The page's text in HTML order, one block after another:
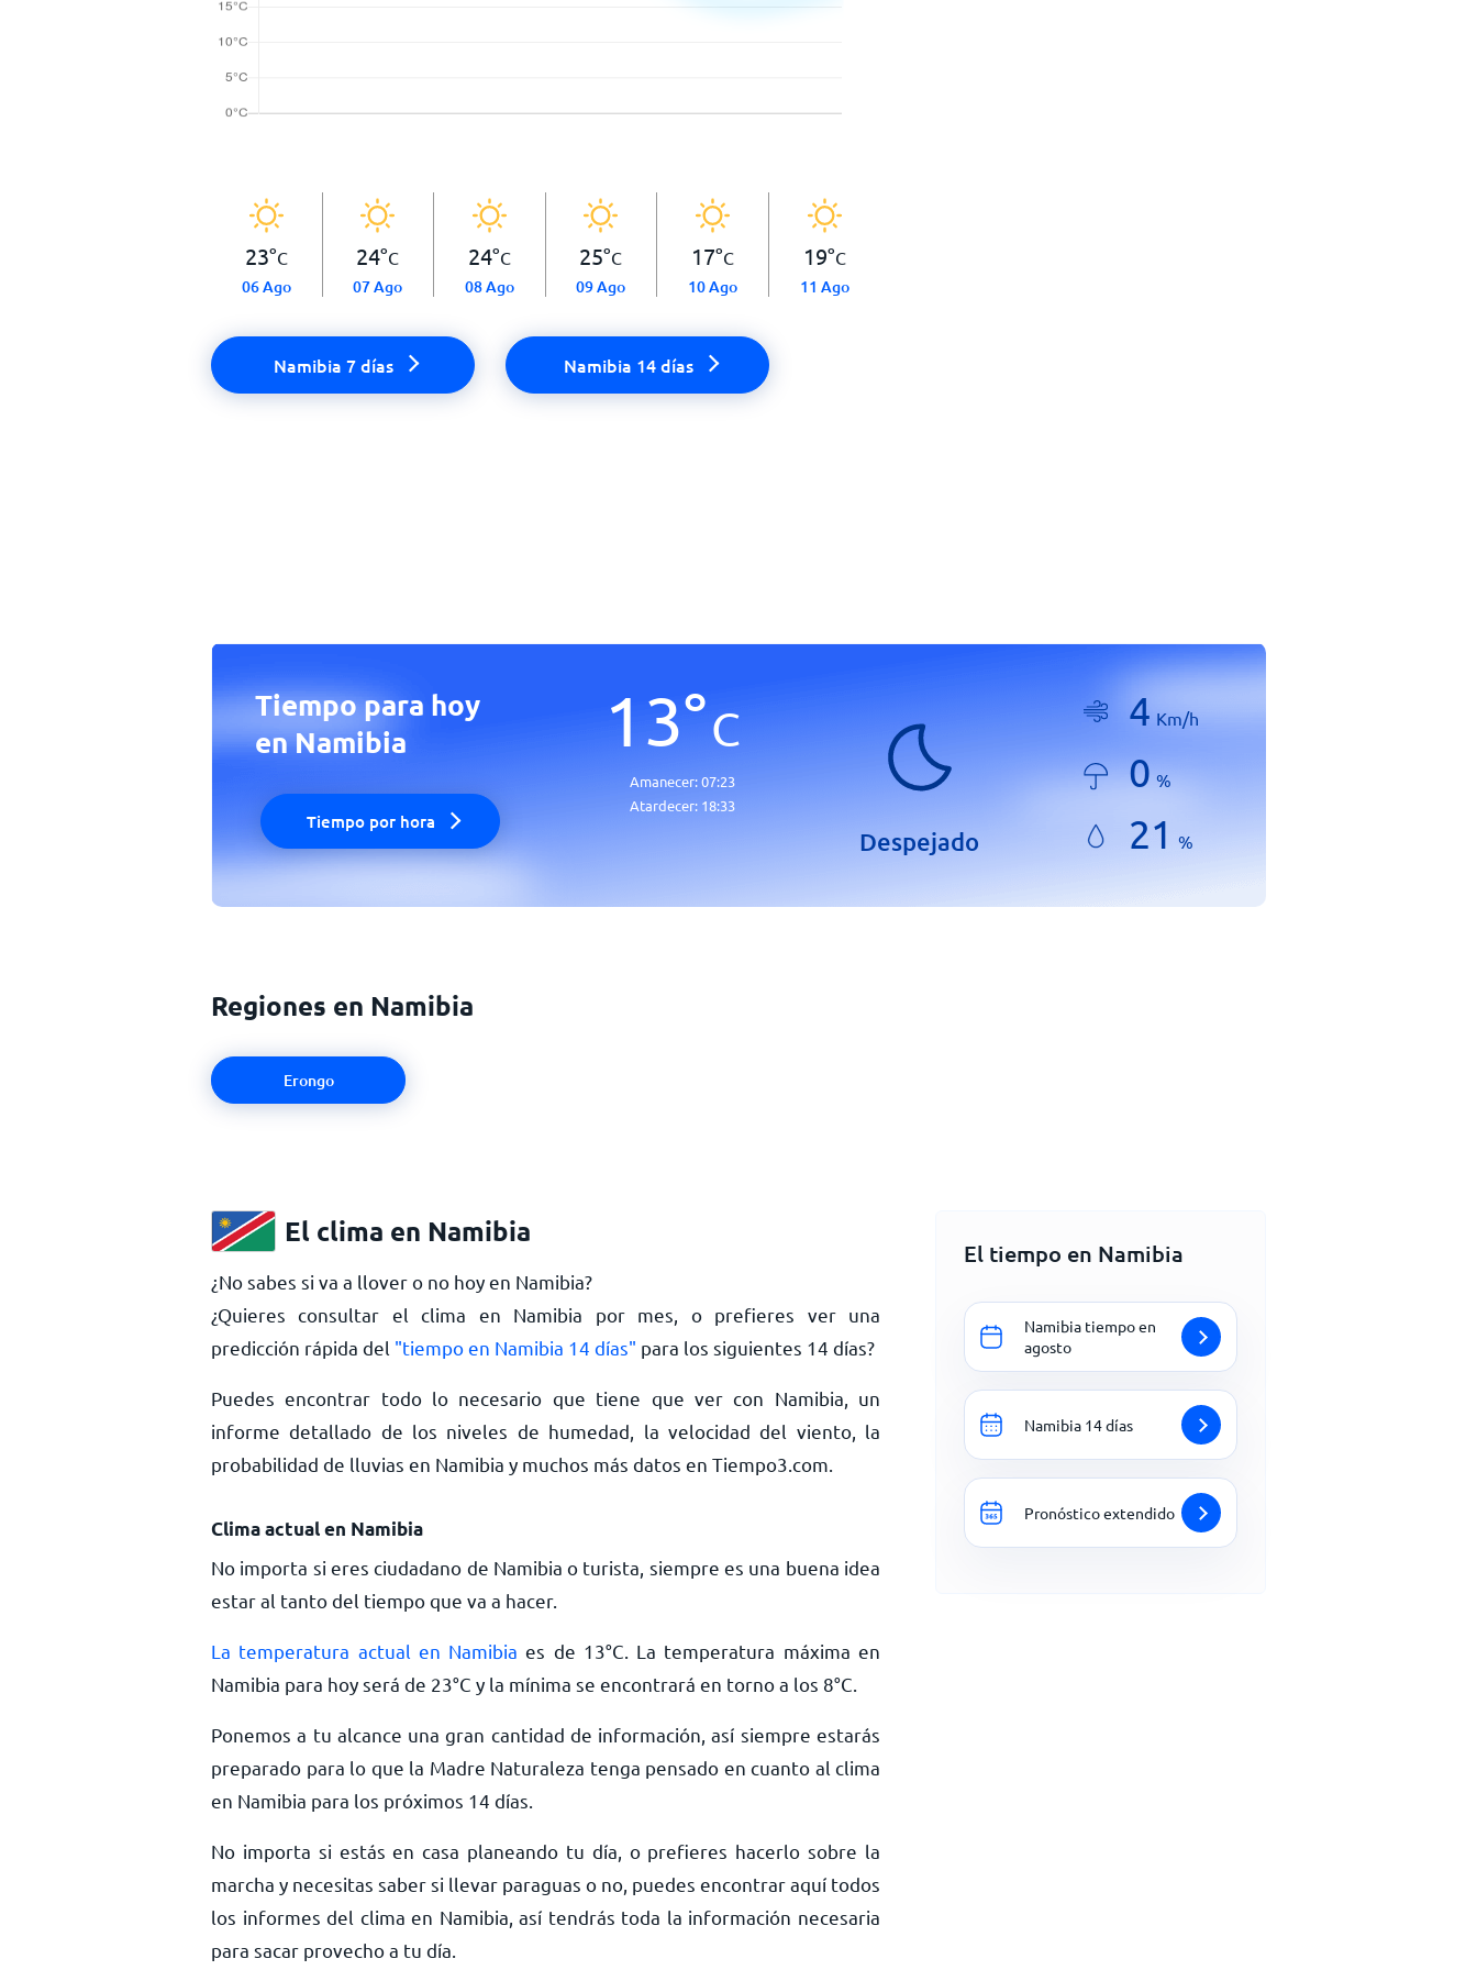
23°C
06 Ago
24°C
07 Ago
24°C
08 Ago
25°C
09 Ago
17°C
10 Ago
19°C
11 Ago
Namibia 7 días Namibia 14 días
Tiempo para hoy
en Namibia
Tiempo por hora
13°C
Amanecer:07:23
Atardecer: 18:33
Despejado
4 Km/h
0 %
21 %
Regiones en Namibia
Erongo
El clima en Namibia
¿No sabes si va a llover o no hoy en Namibia?
¿Quieres consultar el clima en Namibia por mes, o prefieres ver una
predicción rápida del "tiempo en Namibia 14 días" para los siguientes 14 días?
Puedes encontrar todo lo necesario que tiene que ver con Namibia, un
informe detallado de los niveles de humedad, la velocidad del viento, la
probabilidad de lluvias en Namibia y muchos más datos en Tiempo3.com.
Clima actual en Namibia
No importa si eres ciudadano de Namibia o turista, siempre es una buena idea
estar al tanto del tiempo que va a hacer.
La temperatura actual en Namibia es de 13°C . La temperatura máxima en
Namibia para hoy será de 23°C y la mínima se encontrará en torno a los 8°C
Ponemos a tu alcance una gran cantidad de información, así siempre estarás
preparado para lo que la Madre Naturaleza tenga pensado en cuanto al clima
en Namibia para los próximos 14 días.
No importa si estás en casa planeando tu día, o prefieres hacerlo sobre la
marcha y necesitas saber si llevar paraguas o no, puedes encontrar aquí todos
los informes del clima en Namibia, así tendrás toda la información necesaria
para sacar provecho a tu día.
El tiempo en Namibia
Namibia tiempo en
agosto
Namibia 14 días
Pronóstico extendido